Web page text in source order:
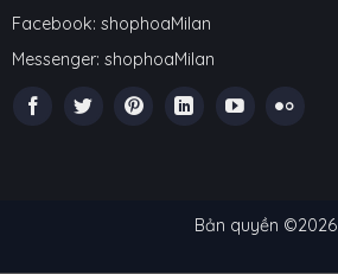
Facebook: shophoaMilan
Messenger: shophoaMilan
Bản quyền ©2026